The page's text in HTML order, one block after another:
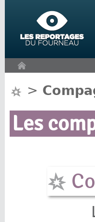
>
Les